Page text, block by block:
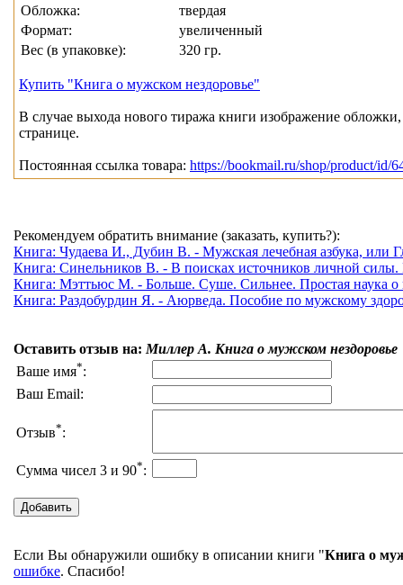
Обложка:
твердая
Формат:
увеличенный
Вес (в упаковке):
320 гр.
Купить "Книга о мужском нездоровье"
В случае выхода нового тиража книги изображение
странице.
Постоянная ссылка товара: https://bookmail.ru/shop/product/id/
Рекомендуем обратить внимание (заказать, купить?):
Книга: Чудаева И., Дубин В. - Мужская лечебная азбука, или
Книга: Синельников В. - В поисках источников личной силы.
Книга: Мэттьюс М. - Больше. Суше. Сильнее. Простая наука о
Книга: Раздобурдин Я. - Аюрведа. Пособие по мужскому
Оставить отзыв на:Миллер А. Книга о мужском нездоровье
Ваше имя*:
Ваш Email:
Отзыв*:
Сумма чисел 3 и 90*:
Если Вы обнаружили ошибку в описании книги "Книга о
ошибке. Спасибо!